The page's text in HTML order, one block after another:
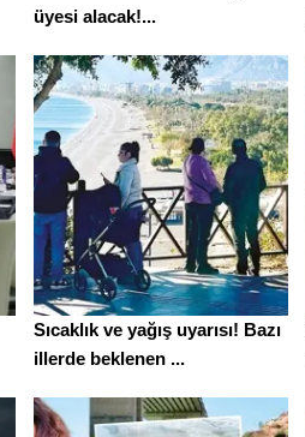
üyesi alacak!...
Sıcaklık ve yağış uyarısı! Bazı
illerde beklenen ...